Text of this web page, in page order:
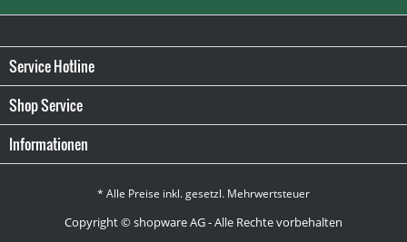
Service Hotline
Shop Service
Informationen
* Alle Preise inkl. gesetzl. Mehrwertsteuer
Copyright © shopware AG - Alle Rechte vorbehalten